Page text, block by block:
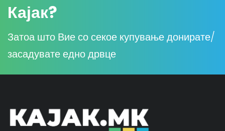
Кајак?
Затоа што Вие со секое купување донирате/
засадувате едно дрвце